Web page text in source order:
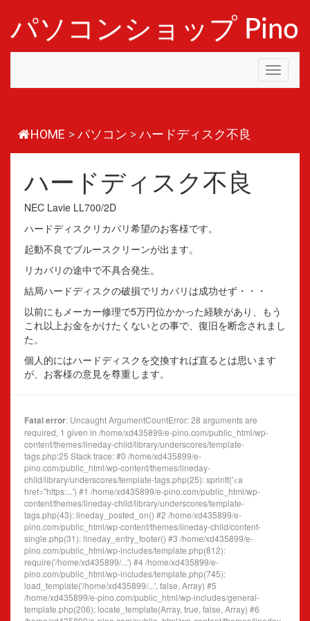
パソコンショップ Pino
Toggle
HOME >パソコン >ハードディスク不良
ハードディスク不良
NEC Lavie LL700/2D
ハードディスクリカバリ希望のお客様です。
起動不良でブルースクリーンが出ます。
リカバリの途中で不具合発生。
結局ハードディスクの破損でリカバリは成功せず・・・
以前にもメーカー修理で5万円位かかった経験があり、もう
これ以上お金をかけたくないとの事で、復旧を断念されまし
た。
個人的にはハードディスクを交換すれば直るとは思います
が、お客様の意見を尊重します。
Fatal error: Uncaught ArgumentCountError: 28 arguments are
required, 1 given in /home/xd435899/e-pino.com/public_html/wp-
content/themes/lineday-child/library/underscores/template-
tags.php:25 Stack trace: #0 /home/xd435899/e-
pino.com/public_html/wp-content/themes/lineday-
child/library/underscores/template-tags.php(25): sprintf('<a
href="https:...') #1 /home/xd435899/e-pino.com/public_html/wp-
content/themes/lineday-child/library/underscores/template-
tags.php(43): lineday_posted_on() #2 /home/xd435899/e-
pino.com/public_html/wp-content/themes/lineday-child/content-
single.php(31): lineday_entry_footer() #3 /home/xd435899/e-
pino.com/public_html/wp-includes/template.php(812):
require('/home/xd435899/...') #4 /home/xd435899/e-
pino.com/public_html/wp-includes/template.php(745):
load_template('/home/xd435899/...', false, Array) #5
/home/xd435899/e-pino.com/public_html/wp-includes/general-
template.php(206): locate_template(Array, true, false, Array) #6